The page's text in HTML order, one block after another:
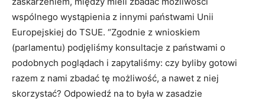
wspólnego wystąpienia z innymi państwami Unii
Europejskiej do TSUE. “Zgodnie z wnioskiem
(parlamentu) podjęliśmy konsultacje z państwami o
podobnych poglądach i zapytaliśmy: czy byliby gotowi
razem z nami zbadać tę możliwość, a nawet z niej
skorzystać? Odpowiedź na to była w zasadzie